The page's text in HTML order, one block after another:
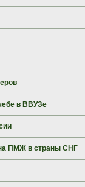
в ВВУЗе
ПМЖ в страны СНГ